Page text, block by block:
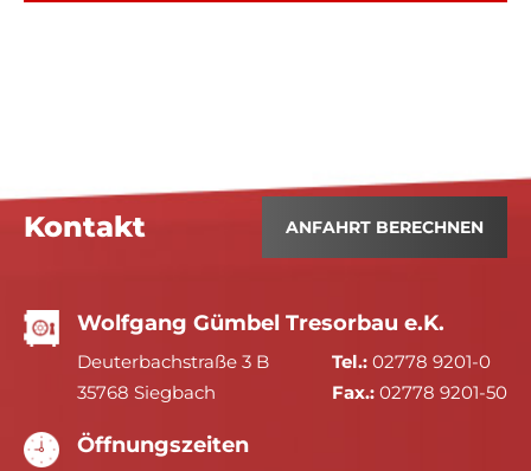
Kontakt ANFAHRT BERECHNEN
Wolfgang Gümbel Tresorbau e.K.
Deuterbachstraße 3 B
35768 Siegbach
Tel.: 02778 9201-0
Fax.: 02778 9201-50
Öffnungszeiten